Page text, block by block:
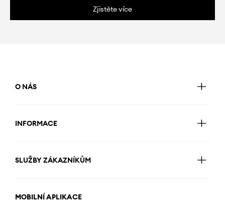
Zjistěte více
O NÁS
INFORMACE
SLUŽBY ZÁKAZNÍKŮM
MOBILNÍ APLIKACE